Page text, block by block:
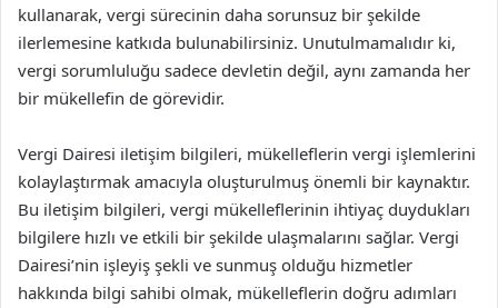
kullanarak, vergi sürecinin daha sorunsuz bir şekilde
ilerlemesine katkıda bulunabilirsiniz. Unutulmamalıdır ki,
vergi sorumluluğu sadece devletin değil, aynı zamanda her
bir mükellefin de görevidir.
Vergi Dairesi iletişim bilgileri, mükelleflerin vergi işlemlerini
kolaylaştırmak amacıyla oluşturulmuş önemli bir kaynaktır.
Bu iletişim bilgileri, vergi mükelleflerinin ihtiyaç duydukları
bilgilere hızlı ve etkili bir şekilde ulaşmalarını sağlar. Vergi
Dairesi’nin işleyiş şekli ve sunmuş olduğu hizmetler
hakkında bilgi sahibi olmak, mükelleflerin doğru adımları